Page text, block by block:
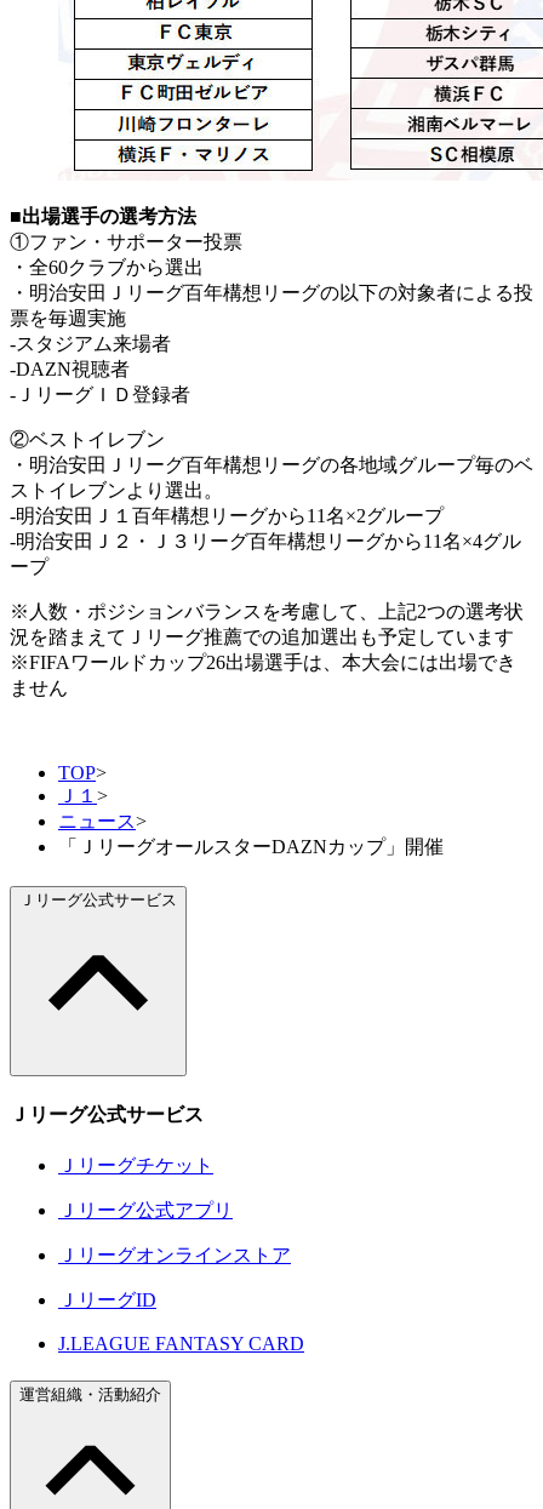
■出場選手の選考方法
①ファン・サポーター投票
・全60クラブから選出
・明治安田Ｊリーグ百年構想リーグの以下の対象者による投
票を毎週実施
-スタジアム来場者
-DAZN視聴者
-ＪリーグＩＤ登録者
②ベストイレブン
・明治安田Ｊリーグ百年構想リーグの各地域グループ毎のベ
ストイレブンより選出。
-明治安田Ｊ１百年構想リーグから11名×2グループ
-明治安田Ｊ２・Ｊ３リーグ百年構想リーグから11名×4グル
ープ
※人数・ポジションバランスを考慮して、上記2つの選考状
況を踏まえてＪリーグ推薦での追加選出も予定しています
※FIFAワールドカップ26出場選手は、本大会には出場でき
ません
TOP>
Ｊ１ >
ニュース>
「ＪリーグオールスターDAZNカップ」開催
Ｊリーグ公式サービス
Ｊリーグ公式サービス
Ｊリーグチケット
Ｊリーグ公式アプリ
Ｊリーグオンラインストア
ＪリーグID
J.LEAGUE FANTASY CARD
運営組織・活動紹介